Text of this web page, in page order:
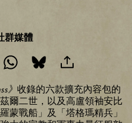
群媒體
》 收錄的六款擴充內容包的
爾二世，以及高盧領袖安比
蒙戰船」及「塔格瑪精兵」